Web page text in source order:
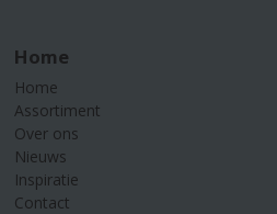
Home
Home
Assortiment
Over ons
Nieuws
Inspiratie
Contact